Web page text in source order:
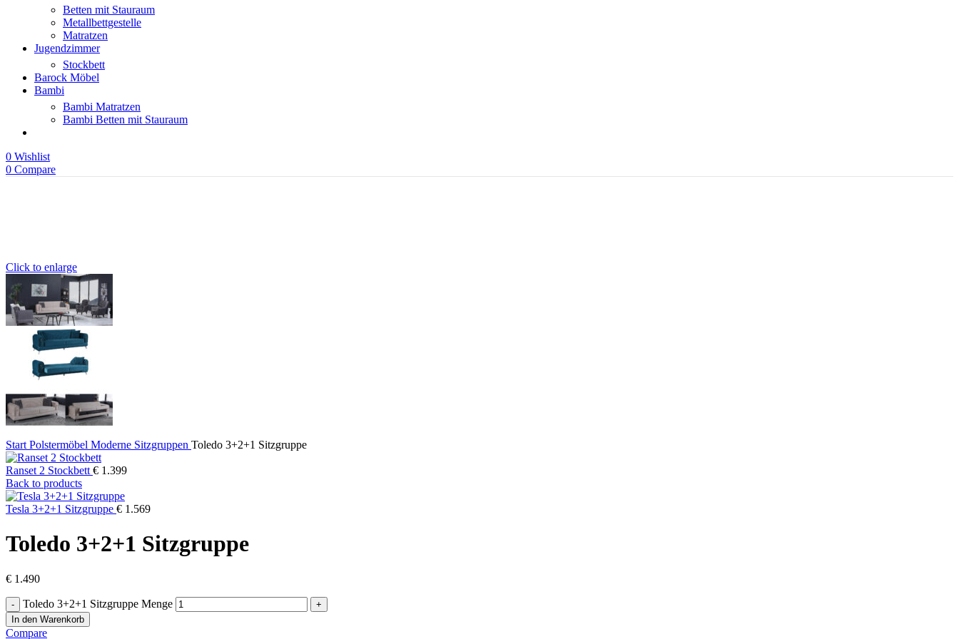
Betten mit Stauraum
Metallbettgestelle
Matratzen
Jugendzimmer
Stockbett
Barock Möbel
Bambi
Bambi Matratzen
Bambi Betten mit Stauraum
0 Wishlist
0 Compare
Click to enlarge
Start Polstermöbel Moderne Sitzgruppen Toledo 3+2+1 Sitzgruppe
Ranset 2 Stockbett € 1.399
Back to products
Tesla 3+2+1 Sitzgruppe € 1.569
Toledo 3+2+1 Sitzgruppe
€ 1.490
Toledo 3+2+1 Sitzgruppe Menge
In den Warenkorb
Compare